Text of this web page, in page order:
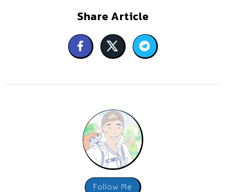
Share Article
Follow Me